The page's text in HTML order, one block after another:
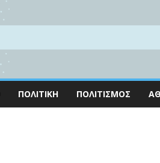
ΠΟΛΙΤΙΚΉ ΠΟΛΙΤΙΣΜΌΣ